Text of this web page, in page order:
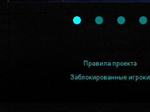
Правила проекта
Заблокированные игроки